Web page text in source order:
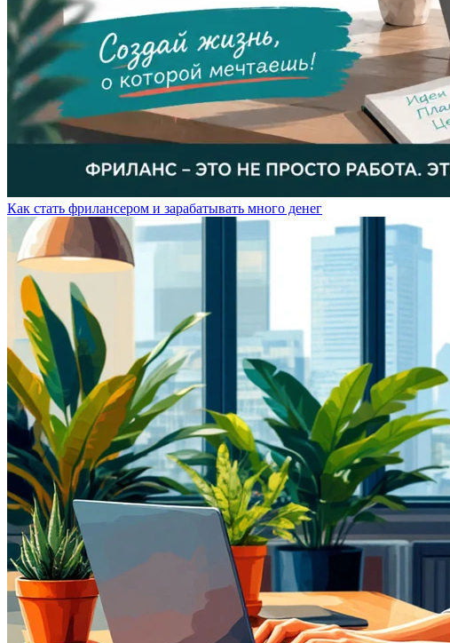
Как стать фрилансером и зарабатывать много денег